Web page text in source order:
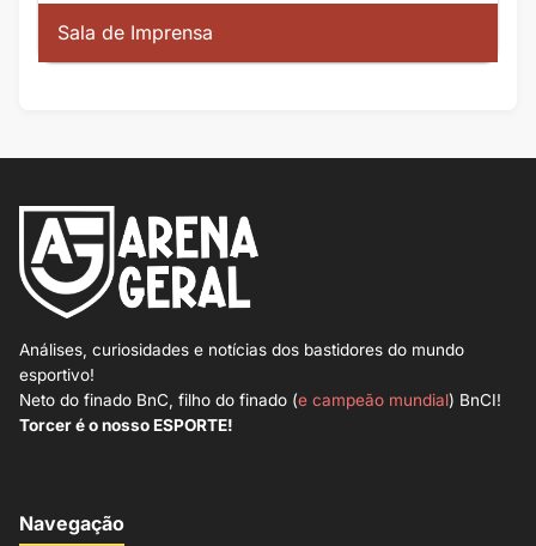
Sala de Imprensa
Análises, curiosidades e notícias dos bastidores do mundo
esportivo!
Neto do finado BnC, filho do finado (e campeão mundial) BnCI!
Torcer é o nosso ESPORTE!
Navegação